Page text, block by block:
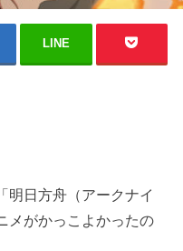
LINE
明日方舟（アークナイ
メがかっこよかったの